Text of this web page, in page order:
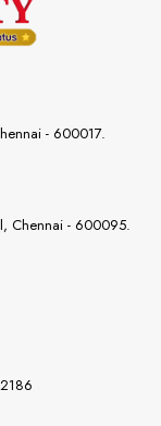
- 600017.
Chennai - 600095.